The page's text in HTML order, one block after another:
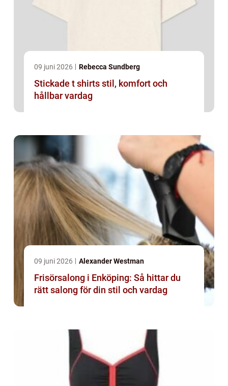
09 juni 2026 Rebecca Sundberg
Stickade t shirts stil, komfort och
hållbar vardag
09 juni 2026 Alexander Westman
Frisörsalong i Enköping: Så hittar du
rätt salong för din stil och vardag